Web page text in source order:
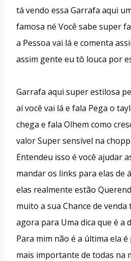
tá vendo essa Garrafa aqui
famosa né Você sabe super
a Pessoa vai lá e comenta
assim gente eu tô louca por
Garrafa aqui super estilosa
aí você vai lá e fala Pega o
chega e fala Olhem como
valor Super sensível na
Entendeu isso é você ajudar
mandar os links para elas de
elas realmente estão
muito a sua Chance de venda
agora para Uma dica que é a
Para mim não é a última ela
mais importante de todas na